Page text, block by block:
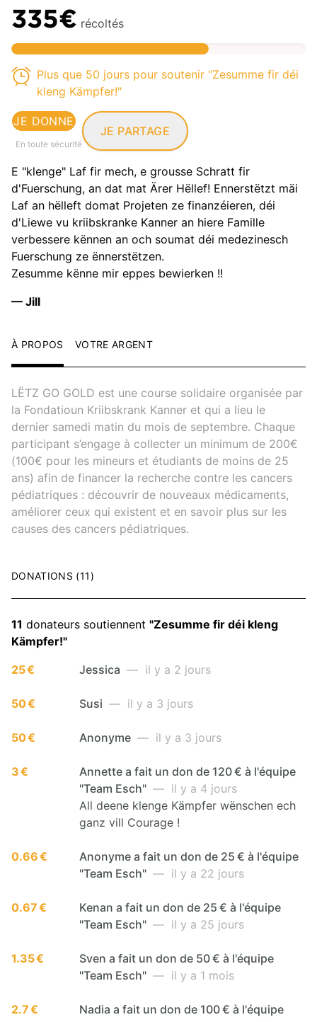
335€ récoltés
Plus que 50 jours pour soutenir "Zesumme fir déi
kleng Kämpfer!"
JE DONNE
En toute sécurité
JE PARTAGE
E "klenge" Laf fir mech, e grousse Schratt fir
d'Fuerschung, an dat mat Ärer Hëllef! Ennerstëtzt mäi
Laf an hëlleft domat Projeten ze finanzéieren, déi
d'Liewe vu kriibskranke Kanner an hiere Famille
verbessere kënnen an och soumat déi medezinesch
Fuerschung ze ënnerstëtzen.
Zesumme kënne mir eppes bewierken !!
— Jill
À PROPOS VOTRE ARGENT
LËTZ GO GOLD est une course solidaire organisée par
la Fondatioun Kriibskrank Kanner et qui a lieu le
dernier samedi matin du mois de septembre. Chaque
participant s’engage à collecter un minimum de 200€
(100€ pour les mineurs et étudiants de moins de 25
ans) afin de financer la recherche contre les cancers
pédiatriques : découvrir de nouveaux médicaments,
améliorer ceux qui existent et en savoir plus sur les
causes des cancers pédiatriques.
DONATIONS (11)
11 donateurs soutiennent "Zesumme fir déi kleng
Kämpfer!"
25 €
Jessica — il y a 2 jours
50 € Susi — il y a 3 jours
50 € Anonyme — il y a 3 jours
3 €
Annette a fait un don de 120 € à l'équipe
"Team Esch" — il y a 4 jours
All deene klenge Kämpfer wënschen ech
ganz vill Courage !
0.66 €
Anonyme a fait un don de 25 € à l'équipe
"Team Esch" — il y a 22 jours
0.67 €
Kenan a fait un don de 25 € à l'équipe
"Team Esch" — il y a 25 jours
1.35 €
Sven a fait un don de 50 € à l'équipe
"Team Esch" — il y a 1 mois
2.7 €
Nadia a fait un don de 100 € à l'équipe